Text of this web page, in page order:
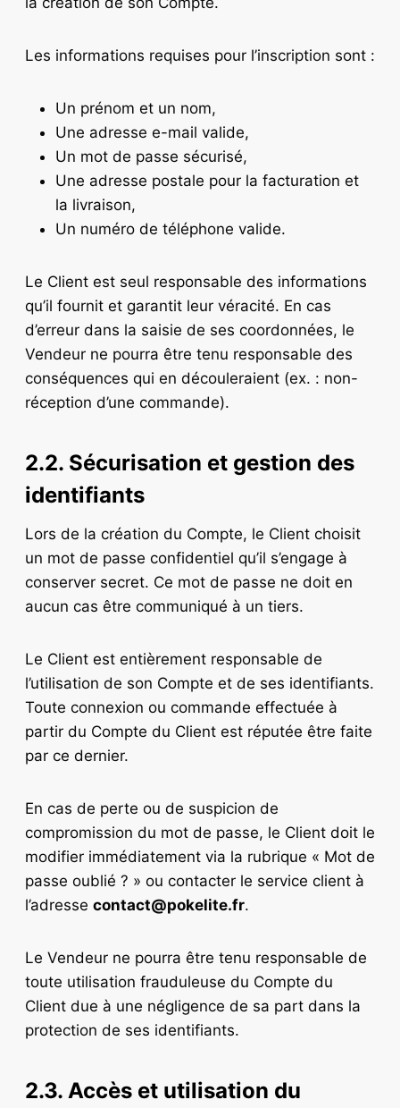
Les informations requises pour l’inscription sont :
Un prénom et un nom,
Une adresse e-mail valide,
Un mot de passe sécurisé,
Une adresse postale pour la facturation et
la livraison,
Un numéro de téléphone valide.
Le Client est seul responsable des informations
qu’il fournit et garantit leur véracité. En cas
d’erreur dans la saisie de ses coordonnées, le
Vendeur ne pourra être tenu responsable des
conséquences qui en découleraient (ex. : non-
réception d’une commande).
2.2. Sécurisation et gestion des
identifiants
Lors de la création du Compte, le Client choisit
un mot de passe confidentiel qu’il s’engage à
conserver secret. Ce mot de passe ne doit en
aucun cas être communiqué à un tiers.
Le Client est entièrement responsable de
l’utilisation de son Compte et de ses identifiants.
Toute connexion ou commande effectuée à
partir du Compte du Client est réputée être faite
par ce dernier.
En cas de perte ou de suspicion de
compromission du mot de passe, le Client doit le
modifier immédiatement via la rubrique « Mot de
passe oublié ? » ou contacter le service client à
l’adresse contact@pokelite.fr.
Le Vendeur ne pourra être tenu responsable de
toute utilisation frauduleuse du Compte du
Client due à une négligence de sa part dans la
protection de ses identifiants.
2.3. Accès et utilisation du